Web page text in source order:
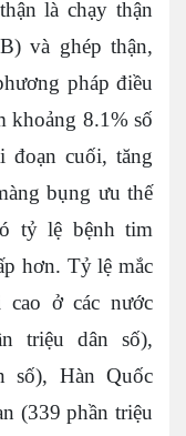
là chạy thận
và ghép thận,
pháp điều
khoảng 8.1% số
đoạn cuối, tăng
bụng ưu thế
tỷ lệ bệnh tim
hơn. Tỷ lệ mắc
cao ở các nước
triệu dân số),
số), Hàn Quốc
(339 phần triệu